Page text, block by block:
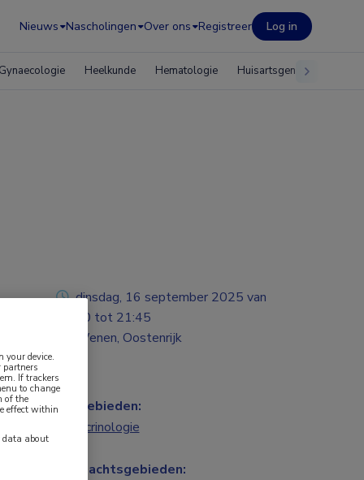
Nieuws Nascholingen Over ons Registreer Log in
Gynaecologie Heelkunde Hematologie Huisartsgeneeskunde
dinsdag, 16 september 2025 van
18:00 tot 21:45
Wenen, Oostenrijk
Vakgebieden:
Endocrinologie
Aandachtsgebieden:
your device.
partners
If trackers
to change
of the
effect within
data about